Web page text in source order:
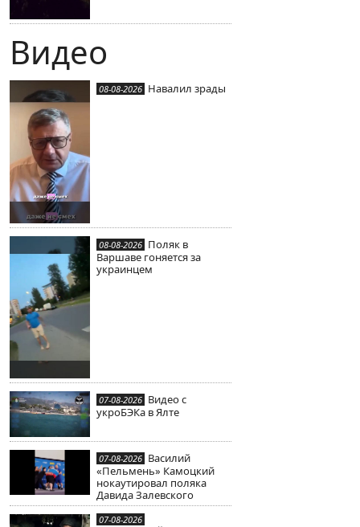
Видео
08-08-2026 Навалил зрады
08-08-2026 Поляк в
Варшаве гоняется за
украинцем
07-08-2026 Видео с
укроБЭКа в Ялте
07-08-2026 Василий
«Пельмень» Камоцкий
нокаутировал поляка
Давида Залевского
07-08-2026